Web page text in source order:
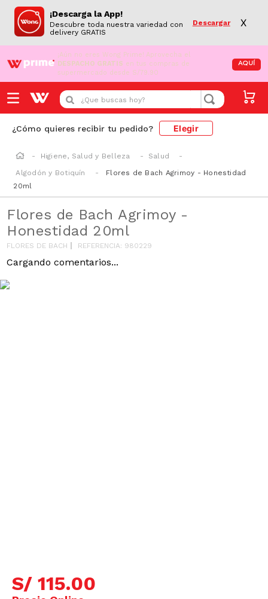
¡Descarga la App!
Descubre toda nuestra variedad con
delivery GRATIS
Descargar X
¡Aún no eres Wong Prime! Aprovecha el
DESPACHO GRATIS en tus compras de
supermercado desde S/79.90
AQUÍ
¿Que buscas hoy?
¿Cómo quieres recibir tu pedido? Elegir
Higiene, Salud y Belleza
Salud
Algodón y Botiquín
Flores de Bach Agrimoy - Honestidad
20ml
Flores de Bach Agrimoy -
Honestidad 20ml
FLORES DE BACH REFERENCIA: 980229
Cargando comentarios...
S/ 115.00